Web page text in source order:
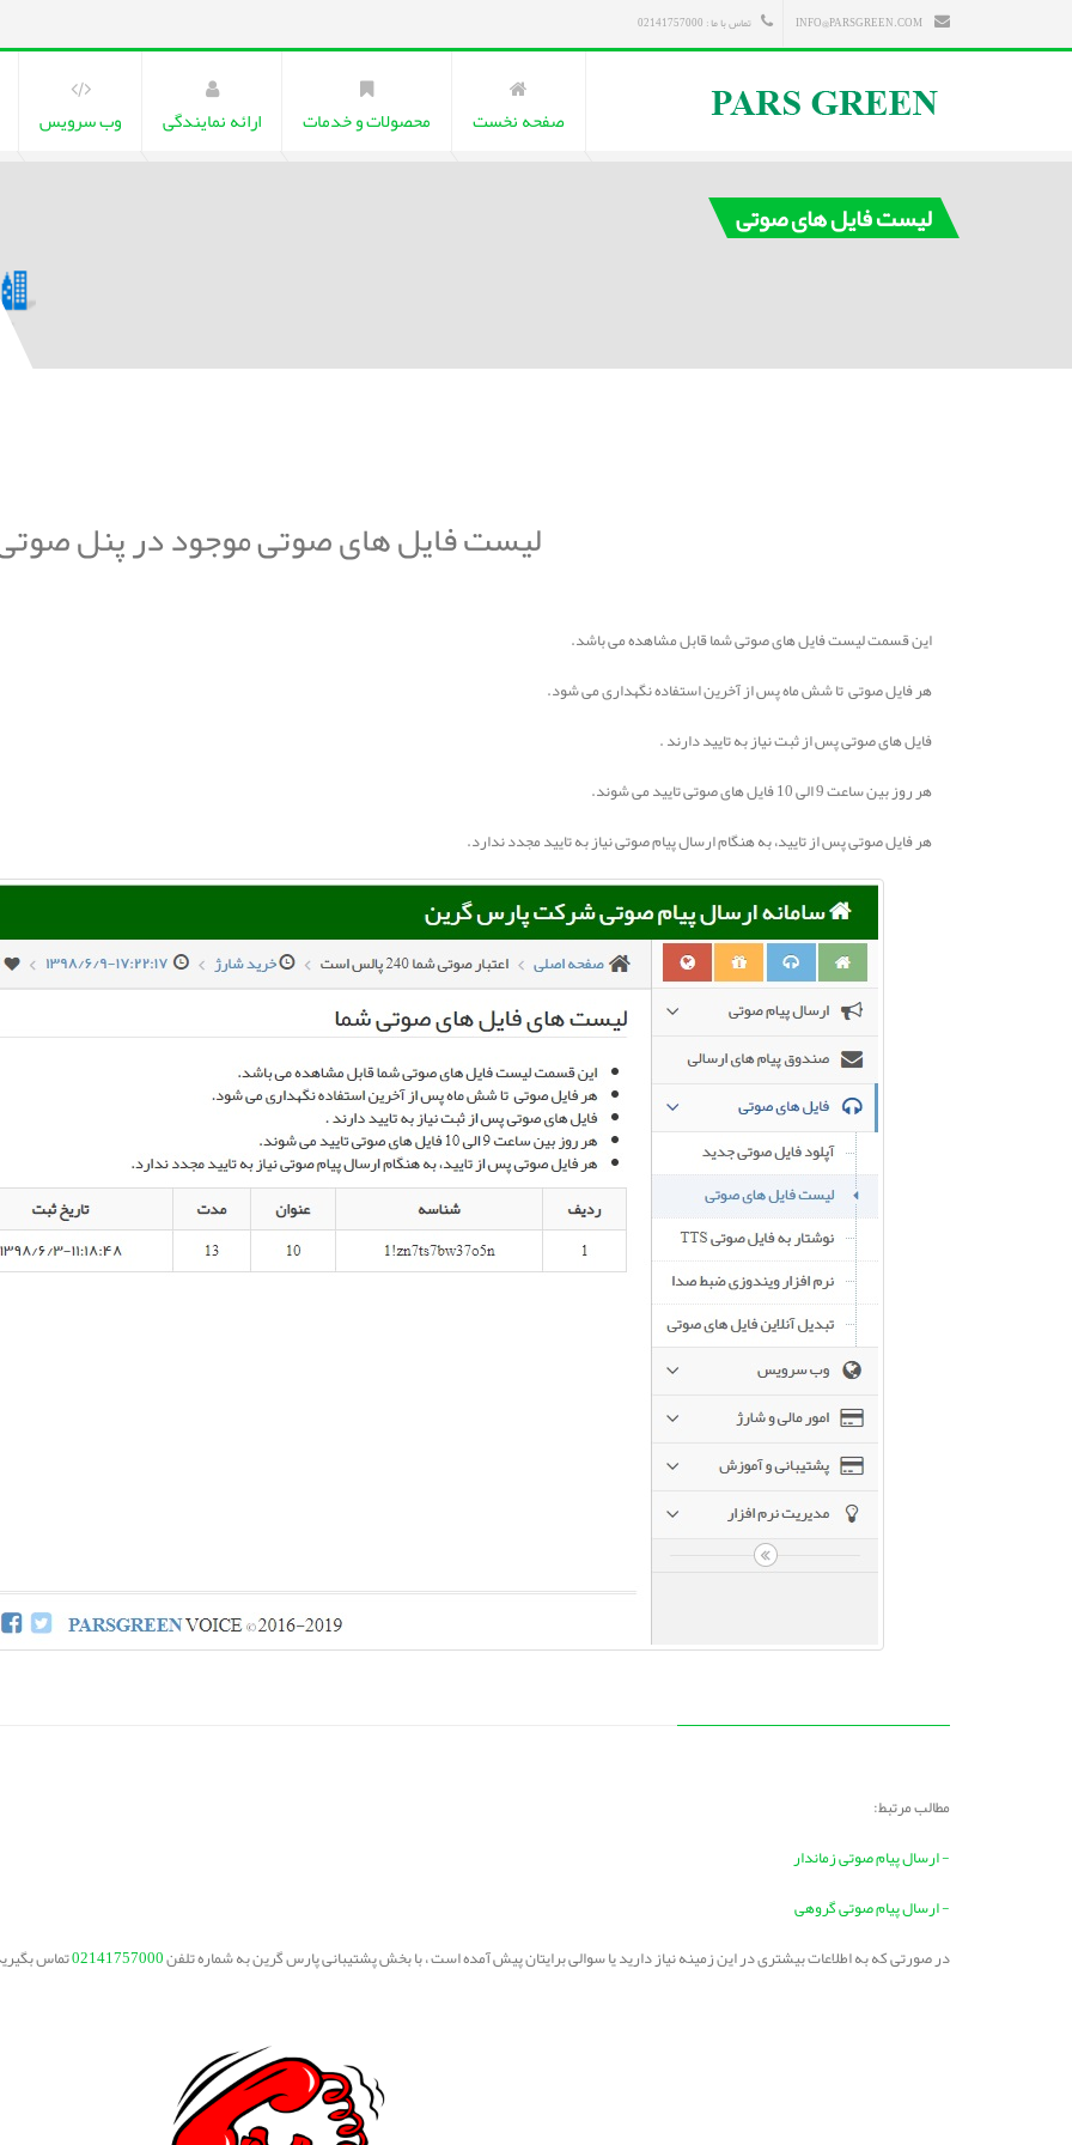
تماس با ما : 02141757000
صفحه نخست محصولات و خدمات ارائه نمایندگی وب سرویس
لیست فایل های صوتی
لیست فایل های صوتی موجود در پنل
این قسمت لیست فایل های صوتی شما قابل مشاهده می باشد.
هر فایل صوتی تا شش ماه پس از آخرین استفاده نگهداری می شود.
فایل های صوتی پس از ثبت نیاز به تایید دارند .
هر روز بین ساعت 9 الی 10 فایل های صوتی تایید می شوند.
هر فایل صوتی پس از تایید، به هنگام ارسال پیام صوتی نیاز به تایید مجدد ندارد.
مطالب مرتبط:
- ارسال پیام صوتی زماندار
- ارسال پیام صوتی گروهی
در صورتی که به اطلاعات بیشتری در این زمینه نیاز دارید یا سوالی برایتان پیش آمده است ، با بخش پشتیبانی پارس گرین به شماره تلفن02141757000تماس